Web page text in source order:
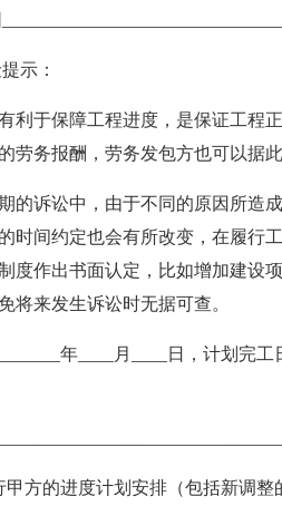
示：
利于保障工程进度，是保证工程
劳务报酬，劳务发包方也可以据
的诉讼中，由于不同的原因所造
时间约定也会有所改变，在履行
度作出书面认定，比如增加建设
将来发生诉讼时无据可查。
年____月____日，计划完
方的进度计划安排（包括新调整